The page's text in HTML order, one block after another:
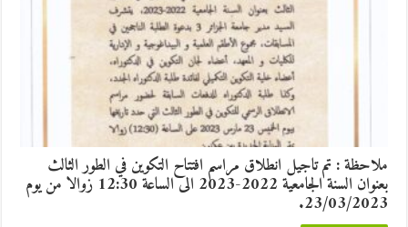
ملاحظة : تم تاجيل انطلاق مراسم افتتاح التكوين في الطور الثالث
بعنوان السنة الجامعية 2022-2023 الى الساعة 12:30 زوالا من يوم
23/03/2023.